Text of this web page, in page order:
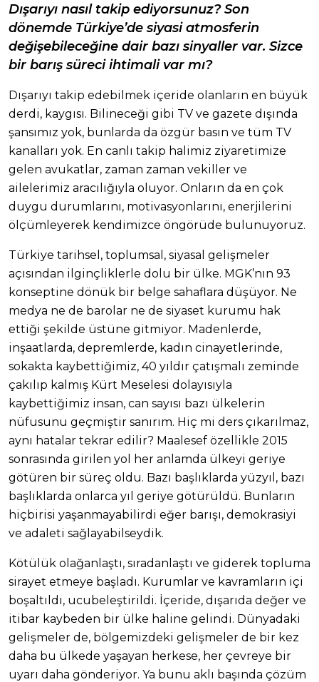
Dışarıyı nasıl takip ediyorsunuz? Son
dönemde Türkiye’de siyasi atmosferin
değişebileceğine dair bazı sinyaller var. Sizce
bir barış süreci ihtimali var mı?
Dışarıyı takip edebilmek içeride olanların en büyük
derdi, kaygısı. Bilineceği gibi TV ve gazete dışında
şansımız yok, bunlarda da özgür basın ve tüm TV
kanalları yok. En canlı takip halimiz ziyaretimize
gelen avukatlar, zaman zaman vekiller ve
ailelerimiz aracılığıyla oluyor. Onların da en çok
duygu durumlarını, motivasyonlarını, enerjilerini
ölçümleyerek kendimizce öngörüde bulunuyoruz.
Türkiye tarihsel, toplumsal, siyasal gelişmeler
açısından ilginçliklerle dolu bir ülke. MGK’nın 93
konseptine dönük bir belge sahaflara düşüyor. Ne
medya ne de barolar ne de siyaset kurumu hak
ettiği şekilde üstüne gitmiyor. Madenlerde,
inşaatlarda, depremlerde, kadın cinayetlerinde,
sokakta kaybettiğimiz, 40 yıldır çatışmalı zeminde
çakılıp kalmış Kürt Meselesi dolayısıyla
kaybettiğimiz insan, can sayısı bazı ülkelerin
nüfusunu geçmiştir sanırım. Hiç mi ders çıkarılmaz,
aynı hatalar tekrar edilir? Maalesef özellikle 2015
sonrasında girilen yol her anlamda ülkeyi geriye
götüren bir süreç oldu. Bazı başlıklarda yüzyıl, bazı
başlıklarda onlarca yıl geriye götürüldü. Bunların
hiçbirisi yaşanmayabilirdi eğer barışı, demokrasiyi
ve adaleti sağlayabilseydik.
Kötülük olağanlaştı, sıradanlaştı ve giderek topluma
sirayet etmeye başladı. Kurumlar ve kavramların içi
boşaltıldı, ucubeleştirildi. İçeride, dışarıda değer ve
itibar kaybeden bir ülke haline gelindi. Dünyadaki
gelişmeler de, bölgemizdeki gelişmeler de bir kez
daha bu ülkede yaşayan herkese, her çevreye bir
uyarı daha gönderiyor. Ya bunu aklı başında çözüm